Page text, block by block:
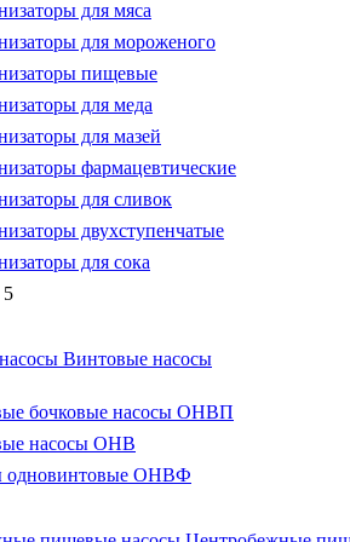
для мяса
для мороженого
пищевые
для меда
для мазей
фармацевтические
для сливок
двухступенчатые
для сока
Винтовые насосы
бочковые насосы ОНВП
насосы ОНВ
одновинтовые ОНВФ